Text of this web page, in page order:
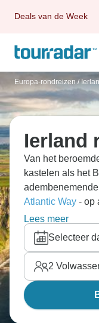
Deals van de Week
Europa-rondreizen /
Ierland
Van het
kastelen als het
Atlantic Way - op
magie en
in de pubs van
grootsheid van
wandelen in het
de Aran Islands
luister tijdens je
naar de mythes
Lees meer
Selecteer
2